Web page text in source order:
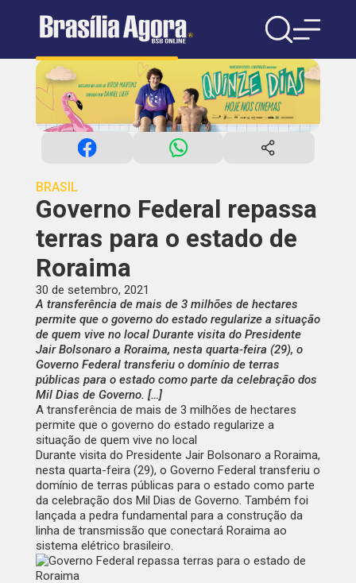
BRASIL
Governo Federal repassa
terras para o estado de
Roraima
30 de setembro, 2021
A transferência de mais de 3 milhões de hectares
permite que o governo do estado regularize a situação
de quem vive no local Durante visita do Presidente
Jair Bolsonaro a Roraima, nesta quarta-feira (29), o
Governo Federal transferiu o domínio de terras
públicas para o estado como parte da celebração dos
Mil Dias de Governo. […]
A transferência de mais de 3 milhões de hectares
permite que o governo do estado regularize a
situação de quem vive no local
Durante visita do Presidente Jair Bolsonaro a Roraima,
nesta quarta-feira (29), o Governo Federal transferiu o
domínio de terras públicas para o estado como parte
da celebração dos Mil Dias de Governo. Também foi
lançada a pedra fundamental para a construção da
linha de transmissão que conectará Roraima ao
sistema elétrico brasileiro.